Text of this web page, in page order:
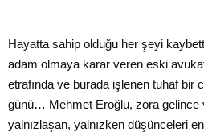
Hayatta sahip olduğu her şeyi
adam olmaya karar veren eski
etrafında ve burada işlenen tuhaf bir
günü… Mehmet Eroğlu, zora gelince
yalnızlaşan, yalnızken düşünceleri